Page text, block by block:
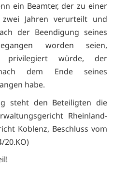
ein Beamter, der zu einer
Jahren verurteilt und
der Beendigung seines
worden seien,
privilegiert würde, der
dem Ende seines
habe.
steht den Beteiligten die
Rheinland-
Koblenz, Beschluss vom
20.KO)